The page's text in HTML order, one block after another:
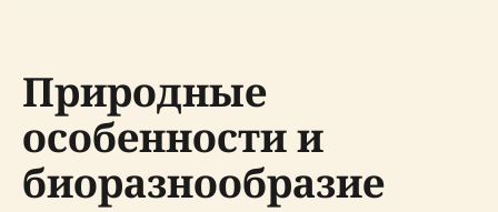
Природные
особенности и
биоразнообразие